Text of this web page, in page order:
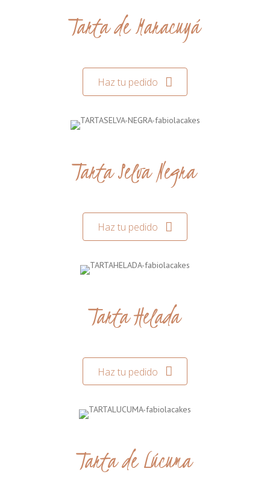
Tarta de Maracuyá
Haz tu pedido
Tarta Selva Negra
Haz tu pedido
Tarta Helada
Haz tu pedido
Tarta de Lúcuma